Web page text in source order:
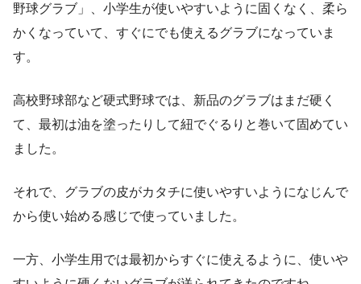
野球グラブ」、小学生が使いやすいように固くなく、柔ら
かくなっていて、すぐにでも使えるグラブになっていま
す。
高校野球部など硬式野球では、新品のグラブはまだ硬く
て、最初は油を塗ったりして紐でぐるりと巻いて固めてい
ました。
それで、グラブの皮がカタチに使いやすいようになじんで
から使い始める感じで使っていました。
一方、小学生用では最初からすぐに使えるように、使いや